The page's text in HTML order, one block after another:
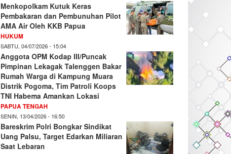
Menkopolkam Kutuk Keras
Pembakaran dan Pembunuhan Pilot
AMA Air Oleh KKB Papua
HUKUM
SABTU, 04/07/2026 - 15:04
Anggota OPM Kodap III/Puncak
Pimpinan Lekagak Talenggen Bakar
Rumah Warga di Kampung Muara
Distrik Pogoma, Tim Patroli Koops
TNI Habema Amankan Lokasi
PAPUA TENGAH
SENIN, 13/04/2026 - 16:50
Bareskrim Polri Bongkar Sindikat
Uang Palsu, Target Edarkan Miliaran
Saat Lebaran